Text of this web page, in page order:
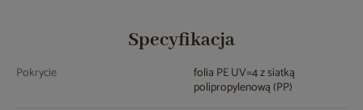
Specyfikacja
Pokrycie folia PE UV=4 z siatką
polipropylenową (PP)